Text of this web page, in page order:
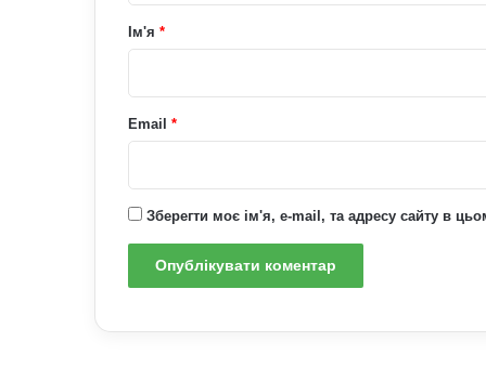
рІм'я *
Email *
Зберегти моє ім'я, e-mail, та адресу сайту в